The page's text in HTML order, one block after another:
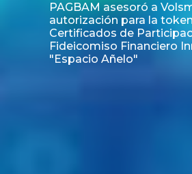
PAGBAM asesoró a Volsmart
autorización para la
Certificados de Participación
Fideicomiso Financiero
"Espacio Añelo"